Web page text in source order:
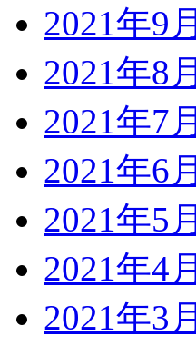
2021年9月
2021年8月
2021年7月
2021年6月
2021年5月
2021年4月
2021年3月